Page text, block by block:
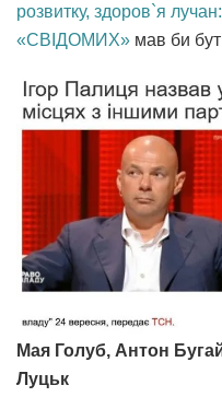
розвитку, здоров`я
«СВІДОМИХ» мав би
Мая Голуб, Антон
Луцьк